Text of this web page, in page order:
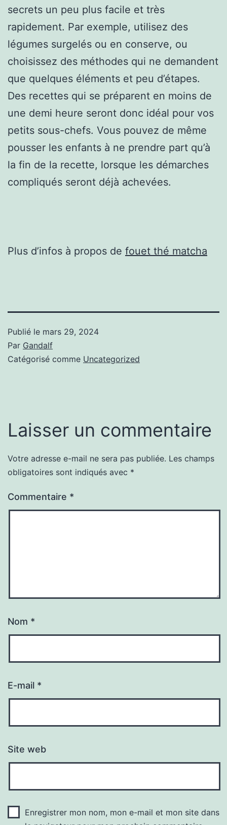
secrets un peu plus facile et très
rapidement. Par exemple, utilisez des
légumes surgelés ou en conserve, ou
choisissez des méthodes qui ne demandent
que quelques éléments et peu d’étapes.
Des recettes qui se préparent en moins de
une demi heure seront donc idéal pour vos
petits sous-chefs. Vous pouvez de même
pousser les enfants à ne prendre part qu’à
la fin de la recette, lorsque les démarches
compliqués seront déjà achevées.
Plus d’infos à propos de fouet thé matcha
Publié le mars 29, 2024
Par Gandalf
Catégorisé comme Uncategorized
Laisser un commentaire
Votre adresse e-mail ne sera pas publiée. Les champs
obligatoires sont indiqués avec *
Commentaire *
Nom *
E-mail *
Site web
Enregistrer mon nom, mon e-mail et mon site dans